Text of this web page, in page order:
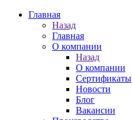
Главная
Назад
Главная
О компании
Назад
О компании
Сертификаты
Новости
Блог
Вакансии